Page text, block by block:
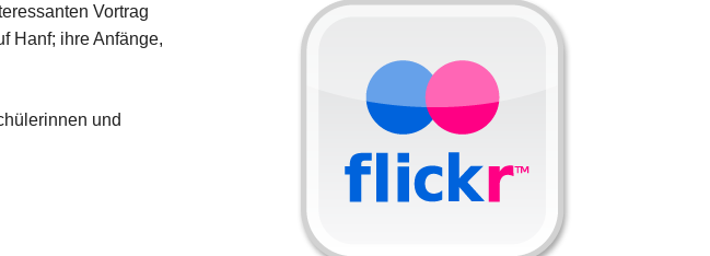
Vortrag
Hanf; ihre Anfänge,
und